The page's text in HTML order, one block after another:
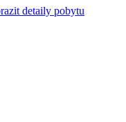
detaily pobytu